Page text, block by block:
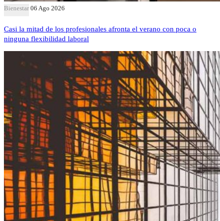
Bienestar 06 Ago 2026
Casi la mitad de los profesionales afronta el verano con poca o
ninguna flexibilidad laboral